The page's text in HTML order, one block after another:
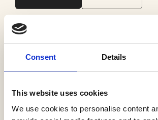
Consent Details
This website uses cookies
We use cookies to personalise content
Brand
J. Adams & Co
Kategorier
Væglamper